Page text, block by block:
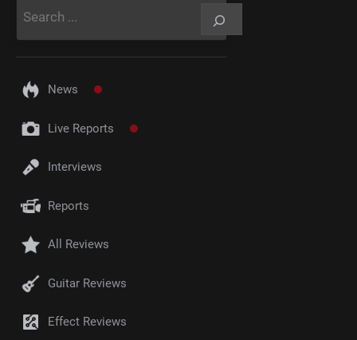
News
Live Reports
Interviews
Reports
All Reviews
Guitar Reviews
Effect Reviews